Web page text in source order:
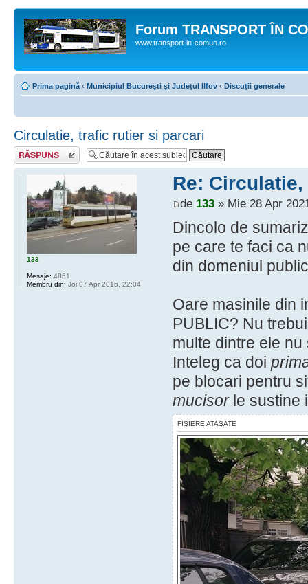
Forum TRANSPORT ÎN
www.transport-in-comun.ro
Prima pagină ‹ Municipiul Bucureşti şi Judeţul Ilfov ‹ Discuţii generale
Circulatie, trafic rutier si parcari
Răspunde
Re:
de 133» Mie 28 Apr
Dincolo de
pe care te faci ca
din domeniul
Oare masinile din
PUBLIC? Nu
multe dintre ele
Inteleg ca doi
pe blocari pentru
mucisorle sustine
FIŞIERE ATAŞATE
133
Mesaje: 4861
Membru din: Joi 07 Apr 2016, 22:04